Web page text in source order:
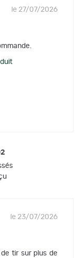
le 27/07/2026
le 23/07/2026
tir sur plus de